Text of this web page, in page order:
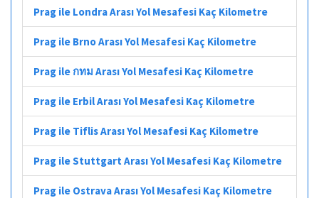
Prag ile Londra Arası Yol Mesafesi Kaç Kilometre
Prag ile Brno Arası Yol Mesafesi Kaç Kilometre
Prag ile กทม Arası Yol Mesafesi Kaç Kilometre
Prag ile Erbil Arası Yol Mesafesi Kaç Kilometre
Prag ile Tiflis Arası Yol Mesafesi Kaç Kilometre
Prag ile Stuttgart Arası Yol Mesafesi Kaç Kilometre
Prag ile Ostrava Arası Yol Mesafesi Kaç Kilometre